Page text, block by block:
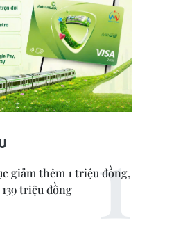
giảm thêm 1 triệu đồng,
triệu đồng